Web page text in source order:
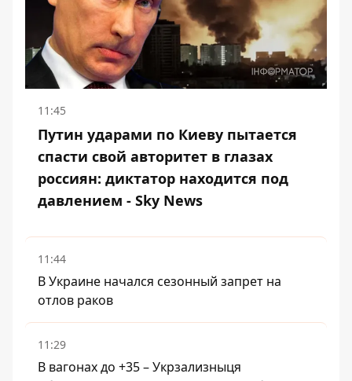
11:45
Путин ударами по Киеву пытается
спасти свой авторитет в глазах
россиян: диктатор находится под
давлением - Sky News
11:44
В Украине начался сезонный запрет на
отлов раков
11:29
В вагонах до +35 – Укрзализныця